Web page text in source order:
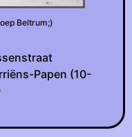
Beltrum;)
Papen (10-